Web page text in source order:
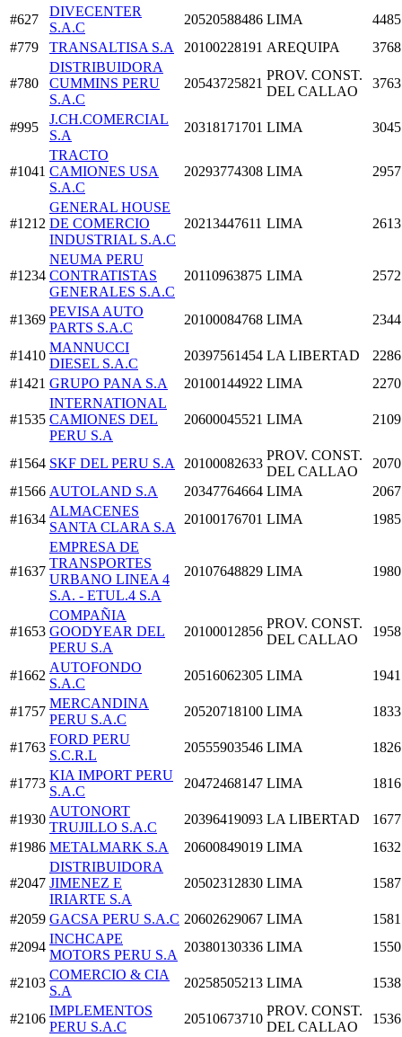
#627
DIVECENTER
S.A.C
20520588486 LIMA
#779
TRANSALTISA S.A 20100228191 AREQUIPA
#780
DISTRIBUIDORA
CUMMINS PERU
S.A.C
20543725821
PROV. CONST.
DEL CALLAO
#995
J.CH.COMERCIAL
S.A
20318171701 LIMA
#1041
TRACTO
CAMIONES USA
S.A.C
20293774308 LIMA
#1212
GENERAL HOUSE
DE COMERCIO
INDUSTRIAL S.A.C
20213447611 LIMA
#1234
NEUMA PERU
CONTRATISTAS
GENERALES S.A.C
20110963875 LIMA
#1369
PEVISA AUTO
PARTS S.A.C
20100084768 LIMA
#1410
MANNUCCI
DIESEL S.A.C
20397561454 LA LIBERTAD
#1421 GRUPO PANA S.A 20100144922 LIMA
#1535
INTERNATIONAL
CAMIONES DEL
PERU S.A
20600045521 LIMA
#1564 SKF DEL PERU S.A 20100082633
PROV. CONST.
DEL CALLAO
#1566 AUTOLAND S.A 20347764664 LIMA
#1634
ALMACENES
SANTA CLARA S.A
20100176701 LIMA
#1637
EMPRESA DE
TRANSPORTES
URBANO LINEA 4
S.A. - ETUL.4 S.A
20107648829 LIMA
#1653
COMPAÑIA
GOODYEAR DEL
PERU S.A
20100012856
PROV. CONST.
DEL CALLAO
#1662
AUTOFONDO
S.A.C
20516062305 LIMA
#1757
MERCANDINA
PERU S.A.C
20520718100 LIMA
#1763
FORD PERU
S.C.R.L
20555903546 LIMA
#1773
KIA IMPORT PERU
S.A.C
20472468147 LIMA
#1930
AUTONORT
TRUJILLO S.A.C
20396419093 LA LIBERTAD
#1986 METALMARK S.A 20600849019 LIMA
#2047
DISTRIBUIDORA
JIMENEZ E
IRIARTE S.A
20502312830 LIMA
#2059 GACSA PERU S.A.C 20602629067 LIMA
#2094
INCHCAPE
MOTORS PERU S.A
20380130336 LIMA
#2103
COMERCIO & CIA
S.A
20258505213 LIMA
#2106
IMPLEMENTOS
PERU S.A.C
20510673710
PROV. CONST.
DEL CALLAO